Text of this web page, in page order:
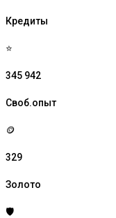
Кредиты
⭐
345 942
Своб.опыт
🪙
329
Золото
🛡️